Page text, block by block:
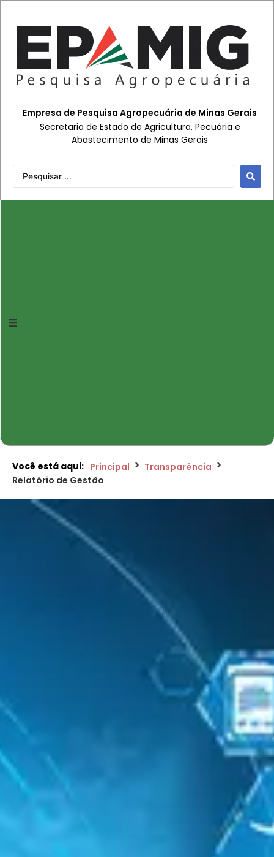
Empresa de Pesquisa Agropecuária de Minas Gerais
Secretaria de Estado de Agricultura, Pecuária e
Abastecimento de Minas Gerais
Você está aqui: Principal
Transparência
Relatório de Gestão